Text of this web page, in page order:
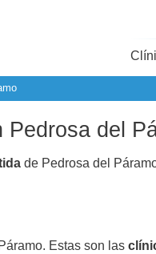
del
de Pedrosa del
Estas son las